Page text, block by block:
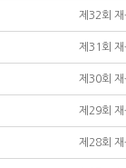
제32회 재
제31회 재
제30회 재
제29회 재
제28회 재